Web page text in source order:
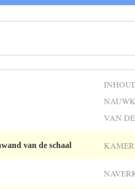
VAN
van de schaal